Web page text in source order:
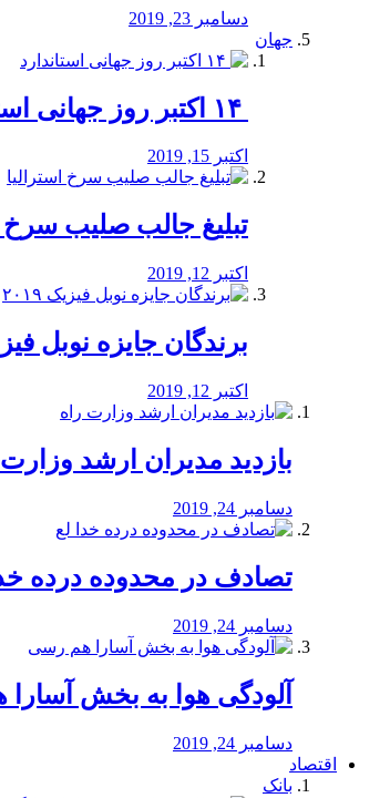
دسامبر 23, 2019
جهان
اکتبر 15, 2019
تبلیغ جالب صلیب سرخ
اکتبر 12, 2019
برندگان جایزه نوبل فیزیک
اکتبر 12, 2019
بازدید مدیران ارشد
دسامبر 24, 2019
تصادف در محدوده درده
دسامبر 24, 2019
آلودگی هوا به بخش
دسامبر 24, 2019
اقتصاد
بانک